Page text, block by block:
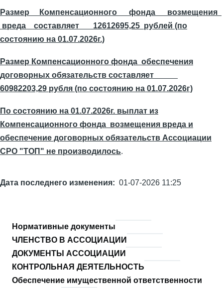
Размер Компенсационного фонда возмещения
вреда составляет 12612695,25 рублей (по
состоянию на 01.07.2026г.)
Размер Компенсационного фонда обеспечения
договорных обязательств составляет
60982203,29 рубля (по состоянию на 01.07.2026г)
По состоянию на 01.07.2026г. выплат из
Компенсационного фонда возмещения вреда и
обеспечение договорных обязательств Ассоциации
СРО "ТОП" не производилось.
Дата последнего изменения 01-07-2026 11:25
Основная
навигация
Нормативные документы
ЧЛЕНСТВО В АССОЦИАЦИИ
ДОКУМЕНТЫ АССОЦИАЦИИ
КОНТРОЛЬНАЯ ДЕЯТЕЛЬНОСТЬ
Обеспечение имущественной ответственности